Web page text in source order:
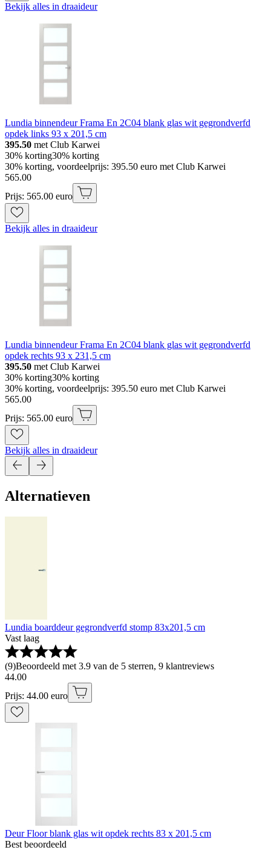
Bekijk alles in draaideur
Lundia binnendeur Frama En 2C04 blank glas wit gegrondverfd
opdek links 93 x 201,5 cm
395.50 met Club Karwei
30% korting30% korting
30% korting, voordeelprijs: 395.50 euro met Club Karwei
565.00
Prijs: 565.00 euro
Bekijk alles in draaideur
Lundia binnendeur Frama En 2C04 blank glas wit gegrondverfd
opdek rechts 93 x 231,5 cm
395.50 met Club Karwei
30% korting30% korting
30% korting, voordeelprijs: 395.50 euro met Club Karwei
565.00
Prijs: 565.00 euro
Bekijk alles in draaideur
Alternatieven
Lundia boarddeur gegrondverfd stomp 83x201,5 cm
Vast laag
(9)Beoordeeld met 3.9 van de 5 sterren, 9 klantreviews
44.00
Prijs: 44.00 euro
Deur Floor blank glas wit opdek rechts 83 x 201,5 cm
Best beoordeeld